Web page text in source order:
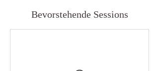
Bevorstehende Sessions